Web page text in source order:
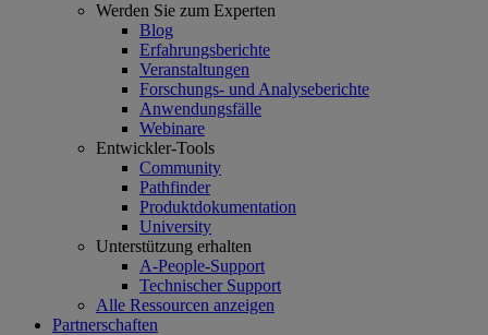
Werden Sie zum Experten
Blog
Erfahrungsberichte
Veranstaltungen
Forschungs- und Analyseberichte
Anwendungsfälle
Webinare
Entwickler-Tools
Community
Pathfinder
Produktdokumentation
University
Unterstützung erhalten
A-People-Support
Technischer Support
Alle Ressourcen anzeigen
Partnerschaften